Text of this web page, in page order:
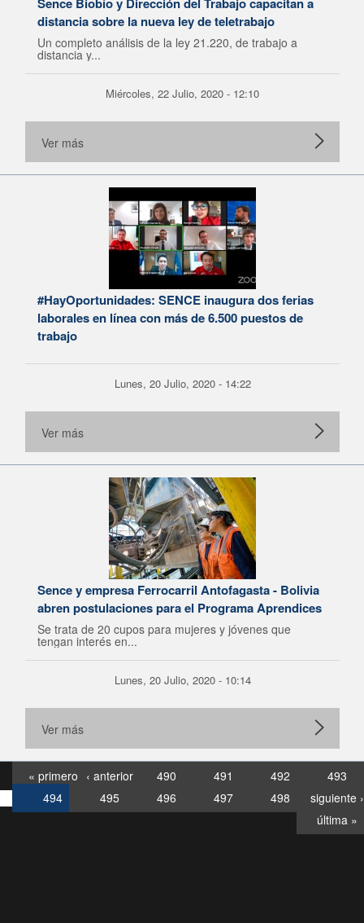
distancia sobre la nueva ley de teletrabajo
Un completo análisis de la ley 21.220, de trabajo a
distancia y...
Miércoles, 22 Julio, 2020 - 12:10
Ver más
#HayOportunidades: SENCE inaugura dos ferias
laborales en línea con más de 6.500 puestos de
trabajo
Lunes, 20 Julio, 2020 - 14:22
Ver más
Sence y empresa Ferrocarril Antofagasta - Bolivia
abren postulaciones para el Programa Aprendices
Se trata de 20 cupos para mujeres y jóvenes que
tengan interés en...
Lunes, 20 Julio, 2020 - 10:14
Ver más
« primero ‹ anterior 490 491 492
493
494
495 496 497 498
siguiente ›
última »